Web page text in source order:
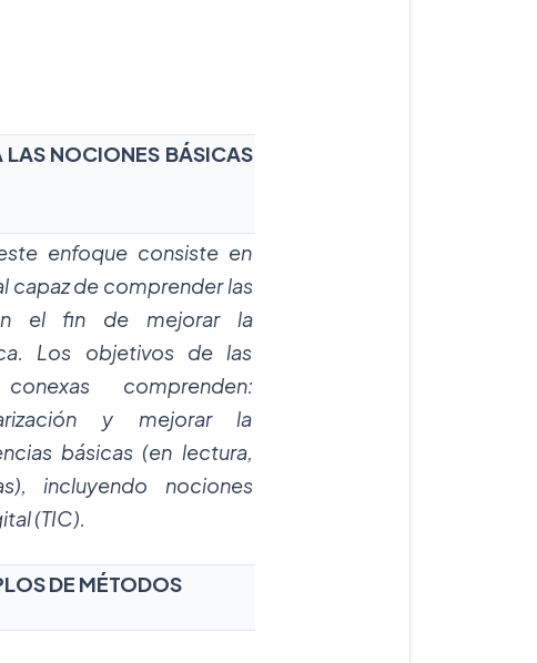
NOCIONES BÁSICAS
enfoque consiste en
capaz de comprender las
el fin de mejorar la
Los objetivos de las
comprenden:
y mejorar la
básicas (en lectura,
incluyendo nociones
(TIC).
DE MÉTODOS